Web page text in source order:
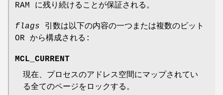
RAM に残り続けることが保証される。
flags 引数は以下の内容の一つまたは複数のビット
OR から構成される:
MCL_CURRENT
現在、プロセスのアドレス空間にマップされてい
る全てのページをロックする。